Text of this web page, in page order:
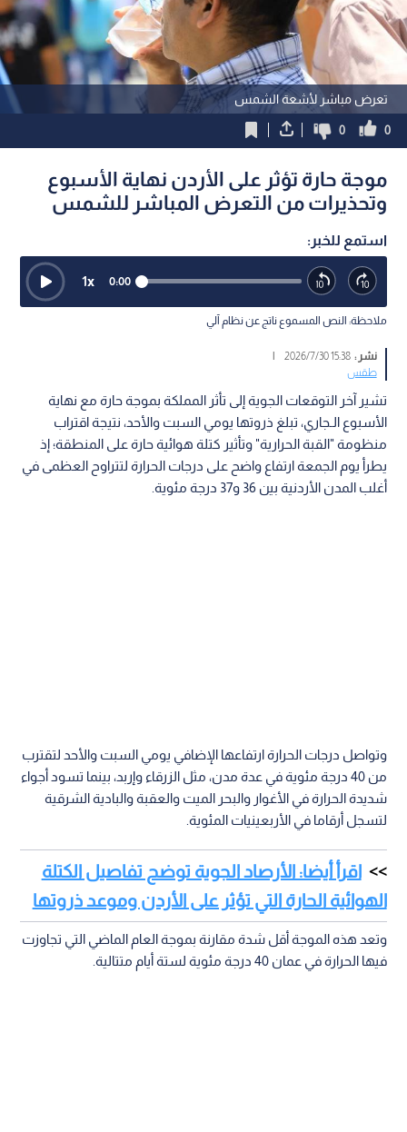
تعرض مباشر لأشعة الشمس
0
0
موجة حارة تؤثر على الأردن نهاية الأسبوع
وتحذيرات من التعرض المباشر للشمس
استمع للخبر:
0:00
1x
ملاحظة: النص المسموع ناتج عن نظام آلي
نشر :15:38 2026/7/30
|
طقس
تشير آخر التوقعات الجوية إلى تأثر المملكة بموجة حارة مع نهاية
الأسبوع الـجاري، تبلغ ذروتها يومي السبت والأحد، نتيجة اقتراب
منظومة "القبة الحرارية" وتأثير كتلة هوائية حارة على المنطقة؛ إذ
يطرأ يوم الجمعة ارتفاع واضح على درجات الحرارة لتتراوح العظمى في
أغلب المدن الأردنية بين 36 و37 درجة مئوية.
وتواصل درجات الحرارة ارتفاعها الإضافي يومي السبت والأحد لتقترب
من 40 درجة مئوية في عدة مدن، مثل الزرقاء وإربد، بينما تسود أجواء
شديدة الحرارة في الأغوار والبحر الميت والعقبة والبادية الشرقية
لتسجل أرقاما في الأربعينيات المئوية.
اقرأ أيضا: الأرصاد الجوية توضح تفاصيل الكتلة
الهوائية الحارة التي تؤثر على الأردن وموعد ذروتها
وتعد هذه الموجة أقل شدة مقارنة بموجة العام الماضي التي تجاوزت
فيها الحرارة في عمان 40 درجة مئوية لستة أيام متتالية.